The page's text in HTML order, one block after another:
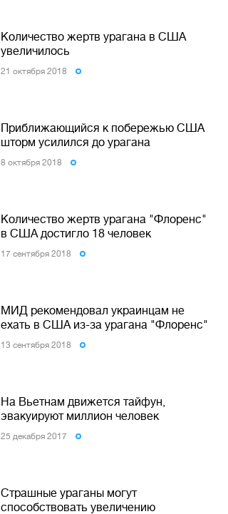
Количество жертв урагана в США
увеличилось
21 октября 2018
Приближающийся к побережью США
шторм усилился до урагана
8 октября 2018
Количество жертв урагана "Флоренс"
в США достигло 18 человек
17 сентября 2018
МИД рекомендовал украинцам не
ехать в США из-за урагана "Флоренс"
13 сентября 2018
На Вьетнам движется тайфун,
эвакуируют миллион человек
25 декабря 2017
Страшные ураганы могут
способствовать увеличению